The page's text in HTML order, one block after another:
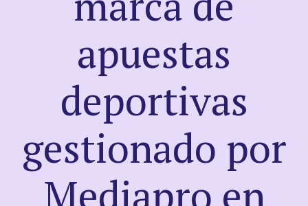
Sobre nosotros
Preguntas frecuentes
apuestas
deportivas
gestionado por
Mediapro en